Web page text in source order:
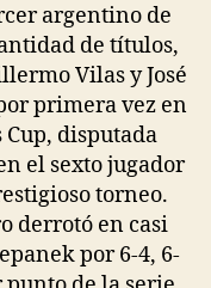
argentino de
de títulos,
Vilas y José
primera vez en
disputada
el sexto jugador
torneo.
derrotó en casi
por 6-4, 6-